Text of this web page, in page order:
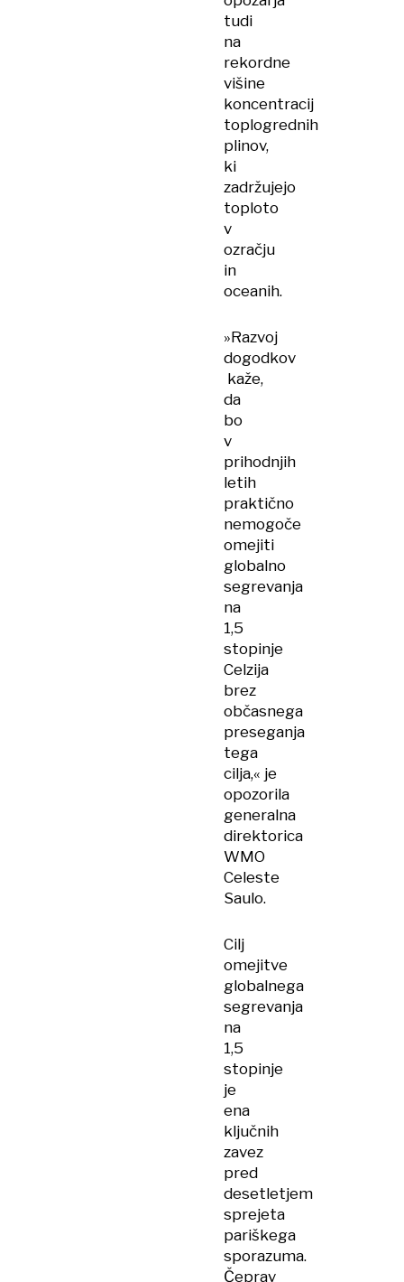
tudi
na
rekordne
višine
koncentracij
toplogrednih
plinov,
ki
zadržujejo
toploto
v
ozračju
in
oceanih.
»Razvoj
dogodkov
kaže,
da
bo
v
prihodnjih
letih
praktično
nemogoče
omejiti
globalno
segrevanja
na
1,5
stopinje
Celzija
brez
občasnega
preseganja
tega
cilja,« je
opozorila
generalna
direktorica
WMO
Celeste
Saulo.
Cilj
omejitve
globalnega
segrevanja
na
1,5
stopinje
je
ena
ključnih
zavez
pred
desetletjem
sprejeta
pariškega
sporazuma.
Čeprav